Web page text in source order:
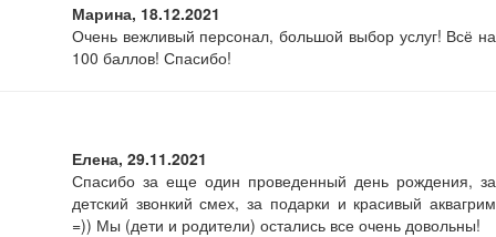
Марина, 18.12.2021
Очень вежливый персонал, большой выбор услуг! Всё на
100 баллов! Спасибо!
Елена, 29.11.2021
Спасибо за еще один проведенный день рождения, за
детский звонкий смех, за подарки и красивый аквагрим
=)) Мы (дети и родители) остались все очень довольны!